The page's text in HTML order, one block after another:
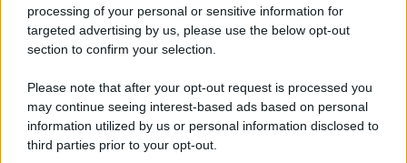
processing of your personal or sensitive information for
targeted advertising by us, please use the below opt-out
section to confirm your selection.
Please note that after your opt-out request is processed you
may continue seeing interest-based ads based on personal
information utilized by us or personal information disclosed to
third parties prior to your opt-out.